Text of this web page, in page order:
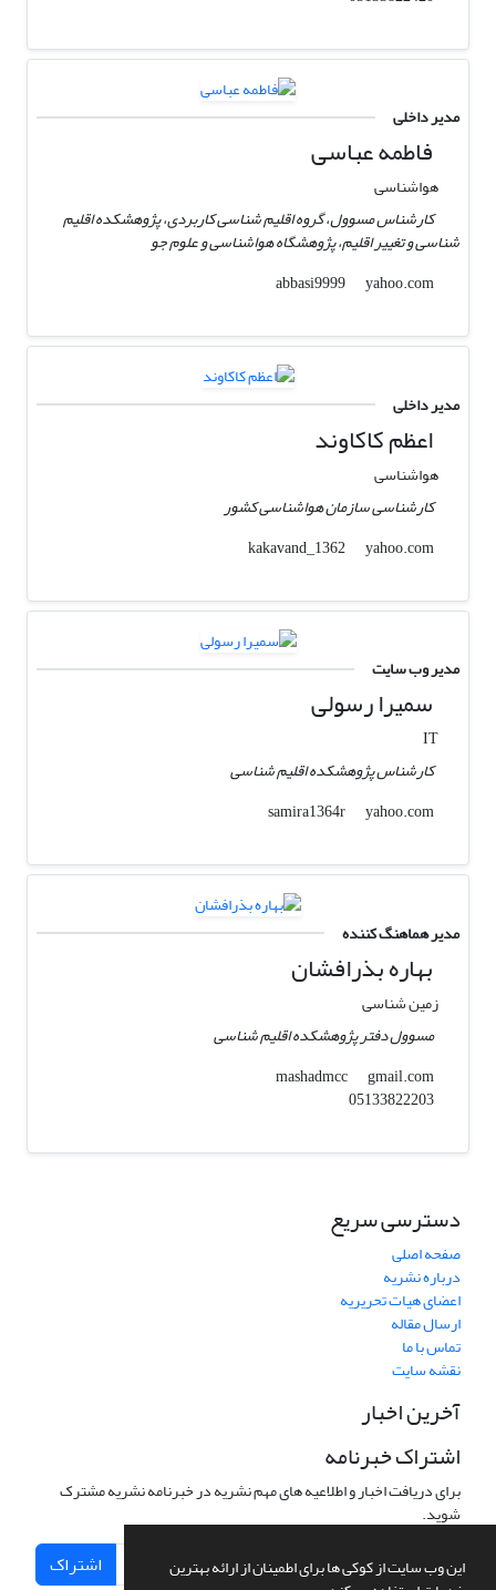
این وب سایت از کوکی ها برای اطمینان از ارائه بهترین
مدیر داخلی
فاطمه عباسی
هواشناسی
کارشناس مسوول، گروه اقلیم شناسی کاربردی، پژوهشکده اقلیم
شناسی و تغییر اقلیم، پژوهشگاه هواشناسی و علوم جو
abbasi9999
yahoo.com
مدیر داخلی
اعظم کاکاوند
هواشناسی
کارشناسی سازمان هواشناسی کشور
kakavand_1362
yahoo.com
مدیر وب سایت
سمیرا رسولی
IT
کارشناس پژوهشکده اقلیم شناسی
samira1364r
yahoo.com
مدیر هماهنگ کننده
بهاره بذرافشان
زمین شناسی
مسوول دفتر پژوهشکده اقلیم شناسی
mashadmcc
gmail.com
05133822203
دسترسی سریع
صفحه اصلی
درباره نشریه
اعضای هیات تحریریه
ارسال مقاله
تماس با ما
نقشه سایت
آخرین اخبار
اشتراک خبرنامه
برای دریافت اخبار و اطلاعیه های مهم نشریه در خبرنامه نشریه مشترک
شوید.
اشتراک